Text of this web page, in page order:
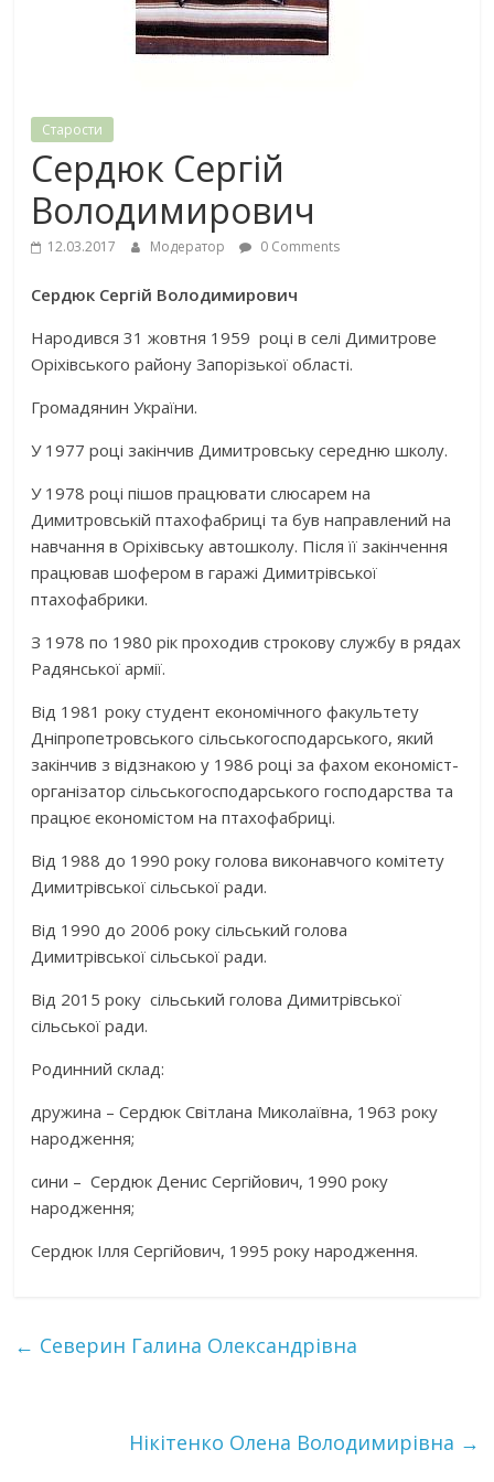
Старости
Сердюк Сергій
Володимирович
12.03.2017 Модератор 0 Comments
Сердюк Сергій Володимирович
Народився 31 жовтня 1959 році в селі Димитрове
Оріхівського району Запорізької області.
Громадянин України.
У 1977 році закінчив Димитровську середню школу.
У 1978 році пішов працювати слюсарем на
Димитровській птахофабриці та був направлений на
навчання в Оріхівську автошколу. Після її закінчення
працював шофером в гаражі Димитрівської
птахофабрики.
З 1978 по 1980 рік проходив строкову службу в рядах
Радянської армії.
Від 1981 року студент економічного факультету
Дніпропетровського сільськогосподарського, який
закінчив з відзнакою у 1986 році за фахом економіст-
організатор сільськогосподарського господарства та
працює економістом на птахофабриці.
Від 1988 до 1990 року голова виконавчого комітету
Димитрівської сільської ради.
Від 1990 до 2006 року сільський голова
Димитрівської сільської ради.
Від 2015 року сільський голова Димитрівської
сільської ради.
Родинний склад:
дружина – Сердюк Світлана Миколаївна, 1963 року
народження;
сини – Сердюк Денис Сергійович, 1990 року
народження;
Сердюк Ілля Сергійович, 1995 року народження.
← Северин Галина Олександрівна
Нікітенко Олена Володимирівна →